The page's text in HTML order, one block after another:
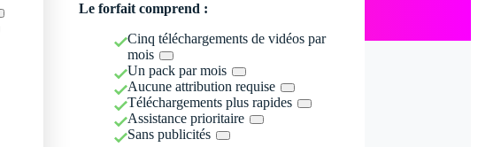
Le forfait comprend :
Cinq téléchargements de vidéos par
mois
Un pack par mois
Aucune attribution requise
Téléchargements plus rapides
Assistance prioritaire
Sans publicités